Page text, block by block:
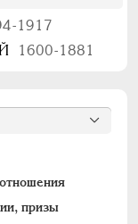
1917
1600-1881
призы